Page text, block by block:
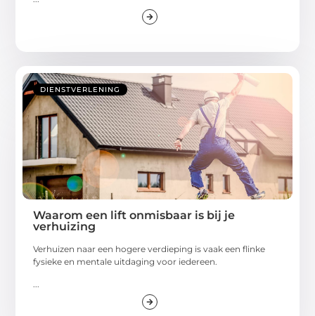
DIENSTVERLENING
Waarom een lift onmisbaar is bij je
verhuizing
Verhuizen naar een hogere verdieping is vaak een flinke
fysieke en mentale uitdaging voor iedereen.
...